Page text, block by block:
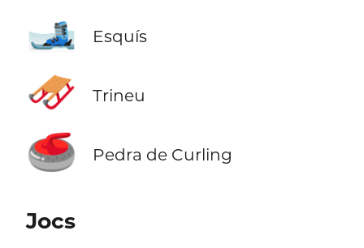
🎿 Esquís
🛷 Trineu
🥌 Pedra de Curling
Jocs